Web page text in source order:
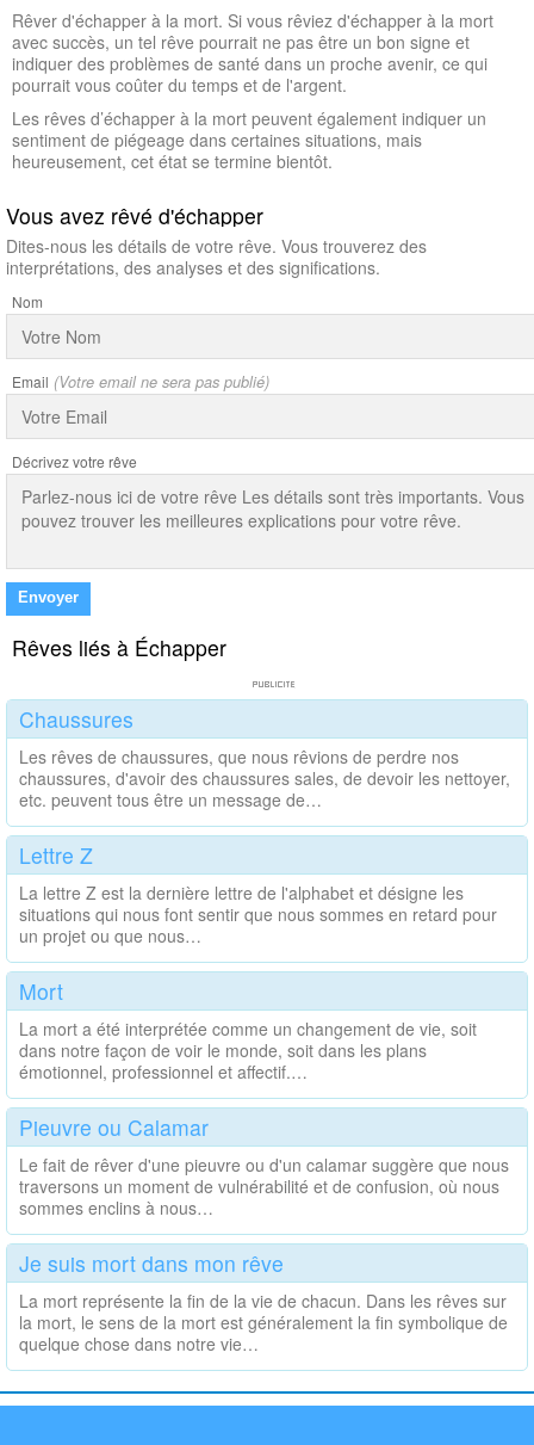
Rêver d'échapper à la mort. Si vous rêviez d'échapper à la mort
avec succès, un tel rêve pourrait ne pas être un bon signe et
indiquer des problèmes de santé dans un proche avenir, ce qui
pourrait vous coûter du temps et de l'argent.
Les rêves d’échapper à la mort peuvent également indiquer un
sentiment de piégeage dans certaines situations, mais
heureusement, cet état se termine bientôt.
Vous avez rêvé d'échapper
Dites-nous les détails de votre rêve. Vous trouverez des
interprétations, des analyses et des significations.
Nom
Email (Votre email ne sera pas publié)
Décrivez votre rêve
Envoyer
Rêves liés à Échapper
Chaussures
Les rêves de chaussures, que nous rêvions de perdre nos
chaussures, d'avoir des chaussures sales, de devoir les nettoyer,
etc. peuvent tous être un message de…
Lettre Z
La lettre Z est la dernière lettre de l'alphabet et désigne les
situations qui nous font sentir que nous sommes en retard pour
un projet ou que nous…
Mort
La mort a été interprétée comme un changement de vie, soit
dans notre façon de voir le monde, soit dans les plans
émotionnel, professionnel et affectif.…
Pieuvre ou Calamar
Le fait de rêver d'une pieuvre ou d'un calamar suggère que nous
traversons un moment de vulnérabilité et de confusion, où nous
sommes enclins à nous…
Je suis mort dans mon rêve
La mort représente la fin de la vie de chacun. Dans les rêves sur
la mort, le sens de la mort est généralement la fin symbolique de
quelque chose dans notre vie…